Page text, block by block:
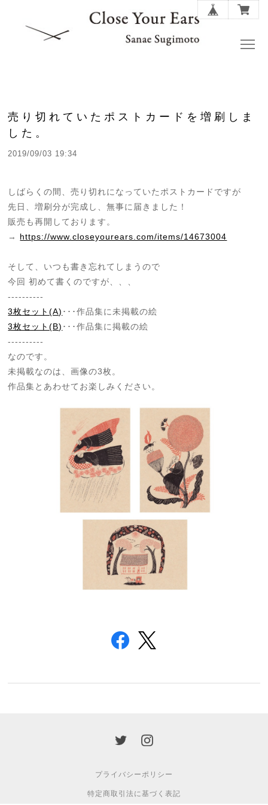
売り切れていたポストカードを増刷しま
した。
2019/09/03 19:34
しばらくの間、売り切れになっていたポストカードですが
先日、増刷分が完成し、無事に届きました！
販売も再開しております。
→ https://www.closeyourears.com/items/14673004
そして、いつも書き忘れてしまうので
今回 初めて書くのですが、、、
----------
3枚セット(A) ･･･作品集に未掲載の絵
3枚セット(B) ･･･作品集に掲載の絵
----------
なのです。
未掲載なのは、画像の3枚。
作品集とあわせてお楽しみください。
プライバシーポリシー
特定商取引法に基づく表記